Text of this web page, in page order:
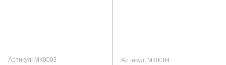
Артикул: МК0003 Артикул: МК0004